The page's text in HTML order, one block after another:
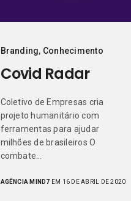
Branding, Conhecimento
Covid Radar
Coletivo de Empresas cria
projeto humanitário com
ferramentas para ajudar
milhões de brasileiros O
combate…
AGÊNCIA MIND7 EM 16 DE ABRIL DE 2020